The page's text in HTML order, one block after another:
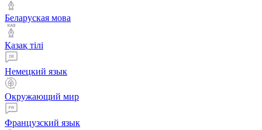
Беларуская мова
Қазақ тiлi
Немецкий язык
Окружающий мир
Французский язык